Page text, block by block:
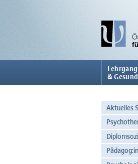
&
Aktuelles